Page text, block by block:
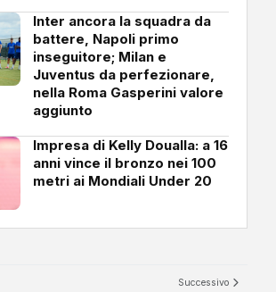
Inter ancora la squadra da
battere, Napoli primo
inseguitore; Milan e
Juventus da perfezionare,
nella Roma Gasperini valore
aggiunto
Impresa di Kelly Doualla: a 16
anni vince il bronzo nei 100
metri ai Mondiali Under 20
Successivo